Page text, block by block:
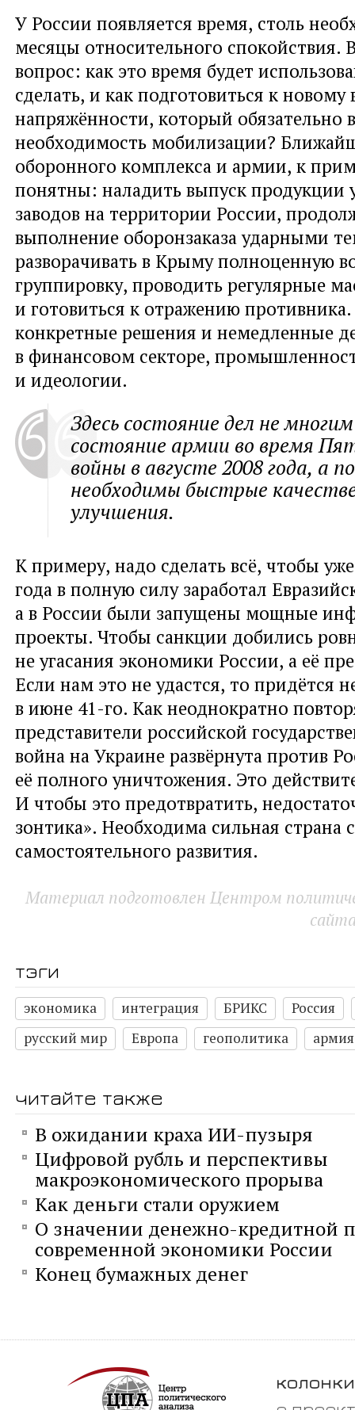
У России появляется время, столь
месяцы относительного
вопрос: как это время будет
сделать, и как подготовиться к новому
напряжённости, который обязательно
необходимость мобилизации?
оборонного комплекса и армии, к
понятны: наладить выпуск продукции
заводов на территории России,
выполнение оборонзаказа ударными
разворачивать в Крыму полноценную
группировку, проводить регулярные
и готовиться к отражению
конкретные решения и немедленные
в финансовом секторе,
и идеологии.
Здесь состояние дел не
состояние армии во время
войны в августе 2008 года, а
необходимы быстрые
улучшения.
К примеру, надо сделать всё, чтобы
года в полную силу заработал
а в России были запущены мощные
проекты. Чтобы санкции добились
не угасания экономики России, а её
Если нам это не удастся, то придётся
в июне 41-го. Как неоднократно
представители российской
война на Украине развёрнута против
её полного уничтожения. Это
И чтобы это предотвратить,
зонтика». Необходима сильная страна
самостоятельного развития.
Материал подготовлен Центром
тэги
экономика интеграция БРИКС
Россия
русский мир
Европа геополитика армия
читайте также
В ожидании краха ИИ-пузыря
Цифровой рубль и перспективы
макроэкономического прорыва
Как деньги стали оружием
О значении денежно-кредитной
современной экономики России
Конец бумажных денег
колонки